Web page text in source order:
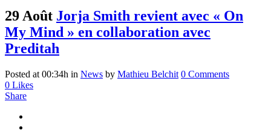
29 Août Jorja Smith revient avec « On
My Mind » en collaboration avec
Preditah
Posted at 00:34h in News by Mathieu Belchit 0 Comments
0 Likes
Share